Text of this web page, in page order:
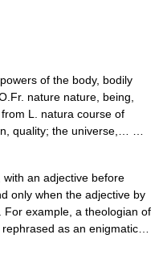
of the body, bodily
nature nature, being,
L. natura course of
quality; the universe,… …
an adjective before
only when the adjective by
For example, a theologian of
as an enigmatic…